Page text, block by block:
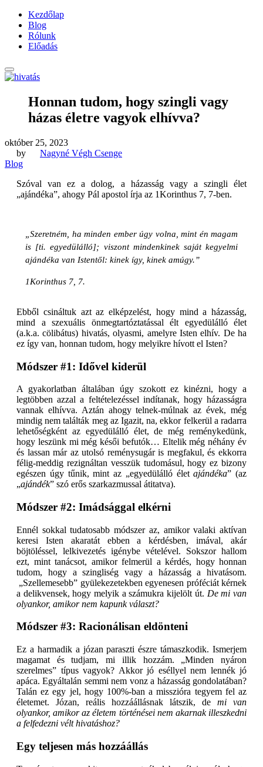
Kezdőlap
Blog
Rólunk
Előadás
Honnan tudom, hogy szingli vagy
házas életre vagyok elhívva?
október 25, 2023
by
Nagyné Végh Csenge
Blog
Szóval van ez a dolog, a házasság vagy a szingli élet
„ajándéka”, ahogy Pál apostol írja az 1Korinthus 7, 7-ben.
„Szeretném, ha minden ember úgy volna, mint én magam
is [ti. egyedülálló]; viszont mindenkinek saját kegyelmi
ajándéka van Istentől: kinek így, kinek amúgy.”
1Korinthus 7, 7.
Ebből csináltuk azt az elképzelést, hogy mind a házasság,
mind a szexuális önmegtartóztatással élt egyedülálló élet
(a.k.a. cölibátus) hivatás, olyasmi, amelyre Isten elhív. De ha
ez így van, honnan tudom, hogy melyikre hívott el Isten?
Módszer #1: Idővel kiderül
A gyakorlatban általában úgy szokott ez kinézni, hogy a
legtöbben azzal a feltételezéssel indítanak, hogy házasságra
vannak elhívva. Aztán ahogy telnek-múlnak az évek, még
mindig nem találták meg az Igazit, na, ekkor felkerül a radarra
lehetőségként az egyedülálló élet, de még reménykedünk,
hogy leszünk mi még késői befutók… Eltelik még néhány év
és lassan már az utolsó reménysugár is megfakul, és ekkorra
félig-meddig rezignáltan vesszük tudomásul, hogy ez bizony
egészen úgy tűnik, mint az „egyedülálló életajándéka” (az
„ajándék” szó erős szarkazmussal átitatva).
Módszer #2: Imádsággal elkérni
Ennél sokkal tudatosabb módszer az, amikor valaki aktívan
keresi Isten akaratát ebben a kérdésben, imával, akár
böjtöléssel, lelkivezetés igénybe vételével. Sokszor hallom
ezt, mint tanácsot, amikor felmerül a kérdés, hogy honnan
tudom, hogy a szingliség vagy a házasság a hivatásom.
„Szellemesebb” gyülekezetekben egyenesen próféciát kérnek
a delikvensek, hogy melyik a számukra kijelölt út. De mi van
olyankor, amikor nem kapunk választ?
Módszer #3: Racionálisan eldönteni
Ez a harmadik a józan paraszti észre támaszkodik. Ismerjem
magamat és tudjam, mi illik hozzám. „Minden nyáron
szerelmes” típus vagyok? Akkor jó eséllyel nem lennék jó
apáca. Egyáltalán semmi nem vonz a házasság gondolatában?
Talán ez egy jel, hogy 100%-ban a misszióra tegyem fel az
életemet. Józan, reális hozzáállásnak látszik, de mi van
olyankor, amikor az életem történései nem akarnak illeszkedni
a felfedezni vélt hivatáshoz?
Egy teljesen más hozzáállás